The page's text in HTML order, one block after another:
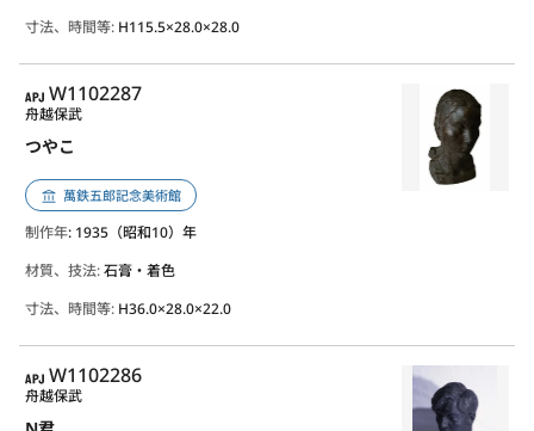
寸法、時間等: H115.5×28.0×28.0
APJ
W1102287
つやこ
舟越保武
萬鉄五郎記念美術館
制作年: 1935（昭和10）年
材質、技法:石膏・着色
寸法、時間等: H36.0×28.0×22.0
APJ
W1102286
舟越保武